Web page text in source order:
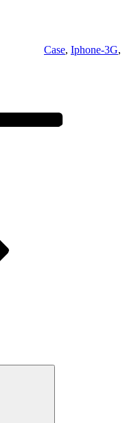
Case, Iphone-3G,